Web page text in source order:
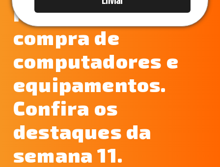
Responsabilidade social
Blog
reduzido na
compra de
computadores e
equipamentos.
Confira os
destaques da
semana 11.